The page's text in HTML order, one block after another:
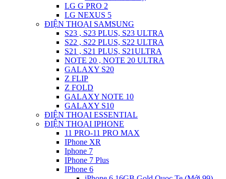
LG G PRO 2
LG NEXUS 5
ĐIỆN THOẠI SAMSUNG
S23 , S23 PLUS, S23 ULTRA
S22 , S22 PLUS, S22 ULTRA
S21 , S21 PLUS, S21ULTRA
NOTE 20 , NOTE 20 ULTRA
GALAXY S20
Z FLIP
Z FOLD
GALAXY NOTE 10
GALAXY S10
ĐIỆN THOẠI ESSENTIAL
ĐIỆN THOẠI IPHONE
11 PRO-11 PRO MAX
IPhone XR
Iphone 7
IPhone 7 Plus
IPhone 6